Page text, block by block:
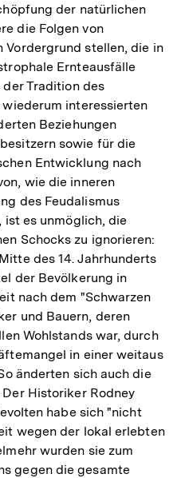
der natürlichen
die Folgen von
Vordergrund stellen, die in
Ernteausfälle
der Tradition des
interessierten
Beziehungen
sowie für die
Entwicklung nach
wie die inneren
des Feudalismus
es unmöglich, die
Schocks zu ignorieren:
des 14. Jahrhunderts
der Bevölkerung in
nach dem "Schwarzen
und Bauern, deren
Wohlstands war, durch
in einer weitaus
änderten sich auch die
Historiker Rodney
habe sich "nicht
wegen der lokal erlebten
wurden sie zum
gegen die gesamte